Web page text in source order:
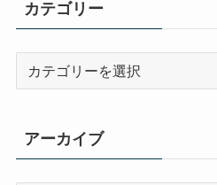
カテゴリー
ー
アーカイブ